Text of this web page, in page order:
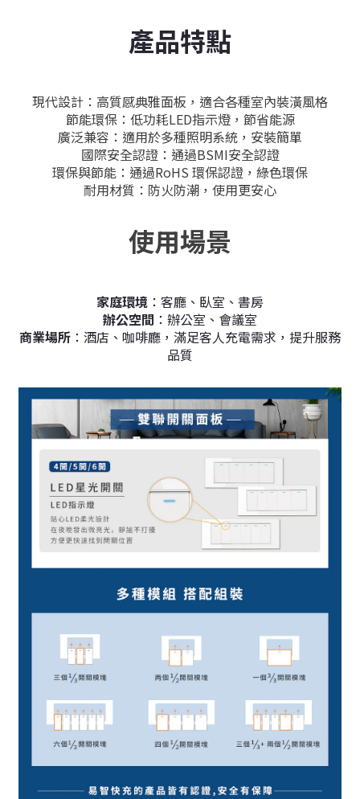
產品特點
現代設計： 高質感典雅面板，適合各種室內裝潢風格
節能環保： 低功耗LED指示燈，節省能源
廣泛兼容： 適用於多種照明系統，安裝簡單
國際安全認證： 通過BSMI安全認證
環保與節能： 通過RoHS 環保認證，綠色環保
耐用材質： 防火防潮，使用更安心
使用場景
家庭環境 ：客廳、臥室、書房
辦公空間 ：辦公室、會議室
商業場所 ：酒店、咖啡廳，滿足客人充電需求，提升服務
品質